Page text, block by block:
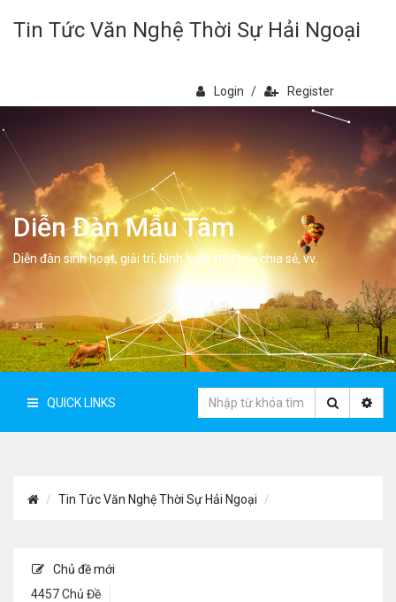
Tin Tức Văn Nghệ Thời Sự Hải Ngoại
Login / Register
Diễn Đàn Mẫu Tâm
Diễn đàn sinh hoạt, giải trí, bình luân, học hỏi, chia sẻ, vv.
QUICK LINKS
Tin Tức Văn Nghệ Thời Sự Hải Ngoại
Chủ đề mới
4457 Chủ Đề